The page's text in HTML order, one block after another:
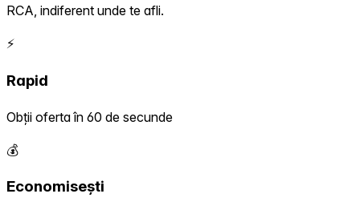
RCA, indiferent unde te afli.
⚡
Rapid
Obții oferta în 60 de secunde
💰
Economisești